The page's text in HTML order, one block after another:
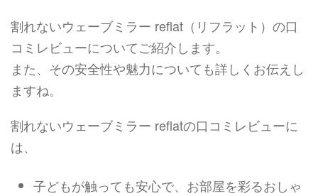
割れないウェーブミラー reflat（リフラット）の口
コミレビューについてご紹介します。
また、その安全性や魅力についても詳しくお伝えし
ますね。
割れないウェーブミラー reflatの口コミレビューに
は、
子どもが触っても安心で、お部屋を彩るおしゃ